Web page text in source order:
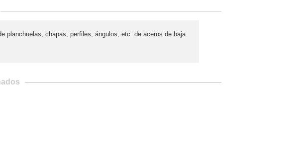
planchuelas, chapas, perfiles, ángulos, etc. de aceros de baja